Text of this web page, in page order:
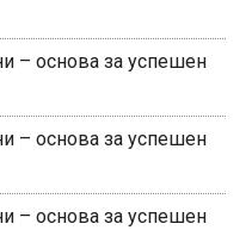
– основа за успешен
– основа за успешен
– основа за успешен